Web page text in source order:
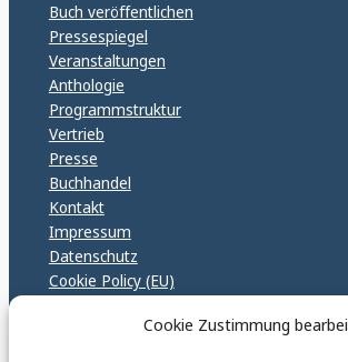
Cookie Zustimmung
Buch veröffentlichen
Pressespiegel
Veranstaltungen
Anthologie
Programmstruktur
Vertrieb
Presse
Buchhandel
Kontakt
Impressum
Datenschutz
Cookie Policy (EU)